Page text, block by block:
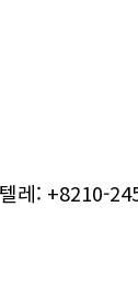
: +8210-